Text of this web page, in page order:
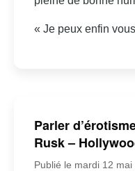
« Je peux enfin
Parler
Rusk –
Publié le mardi 12 mai